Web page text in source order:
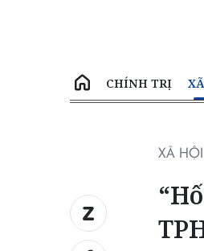
CHÍNH TRỊ
XÃ HỘI